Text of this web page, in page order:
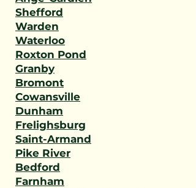
Shefford
Warden
Waterloo
Roxton Pond
Granby
Bromont
Cowansville
Dunham
Frelighsburg
Saint-Armand
Pike River
Bedford
Farnham